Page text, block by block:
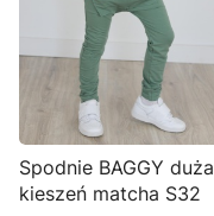
Spodnie BAGGY duża
kieszeń matcha S32